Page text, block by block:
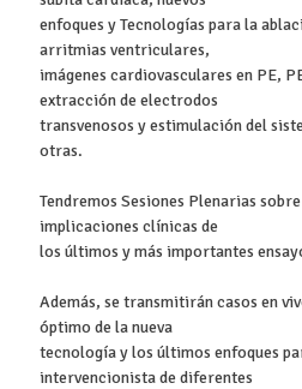
enfoques y Tecnologías para la
arritmias ventriculares,
imágenes cardiovasculares en PE,
extracción de electrodos
transvenosos y estimulación del
otras.
Tendremos Sesiones Plenarias
implicaciones clínicas de
los últimos y más importantes
Además, se transmitirán casos en
óptimo de la nueva
tecnología y los últimos enfoques
intervencionista de diferentes